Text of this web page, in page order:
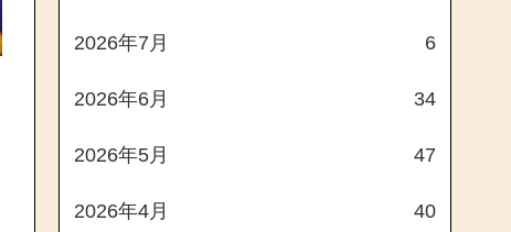
2026年7月 6
2026年6月 34
2026年5月 47
2026年4月 40